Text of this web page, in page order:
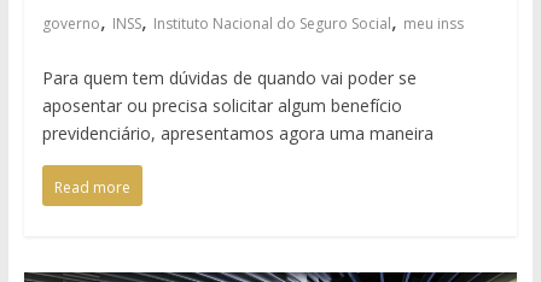
governo, INSS, Instituto Nacional do Seguro Social, meu inss
Para quem tem dúvidas de quando vai poder se
aposentar ou precisa solicitar algum benefício
previdenciário, apresentamos agora uma maneira
Read more